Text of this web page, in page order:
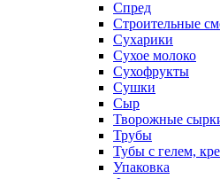
Спред
Строительные
Сухарики
Сухое молоко
Сухофрукты
Сушки
Сыр
Творожные
Трубы
Тубы с гелем,
Упаковка